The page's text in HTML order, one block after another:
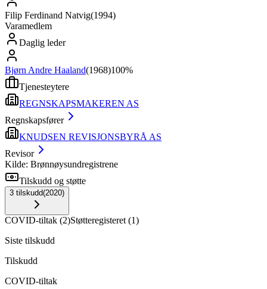
Filip Ferdinand Natvig(1994)
Varamedlem
Daglig leder
Bjørn Andre Haaland(1968)100%
Tjenesteytere
REGNSKAPSMAKEREN AS
Regnskapsfører
KNUDSEN REVISJONSBYRÅ AS
Revisor
Kilde: Brønnøysundregistrene
Tilskudd og støtte
3 tilskudd(2020)
COVID-tiltak (2)Støtteregisteret (1)
Siste tilskudd
Tilskudd
COVID-tiltak